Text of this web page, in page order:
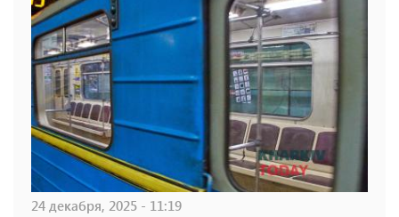
24 декабря, 2025 - 11:19